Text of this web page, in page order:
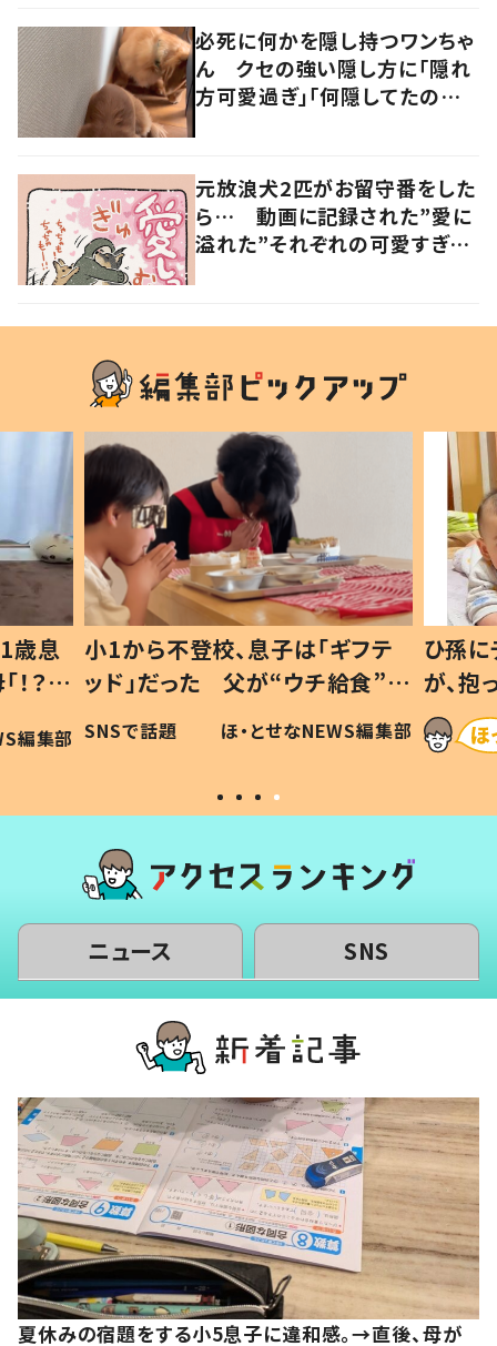
必死に何かを隠し持つワンちゃ
ん クセの強い隠し方に「隠れ
方可愛過ぎ」「何隠してたのか
元放浪犬2匹がお留守番をした
ら… 動画に記録された”愛に
溢れた”それぞれの可愛すぎる
歳息
？」
編集部
小1から不登校、息子は「ギフテ
ッド」だった 父が“ウチ給食”を
作り続ける理由とは #令和の親
#令和の子
SNSで話題 ほ・とせなNEWS編集部
ひ孫
が、
「涙が
い」
ニュース SNS
夏休みの宿題をする小5息子に違和感。→直後、母が